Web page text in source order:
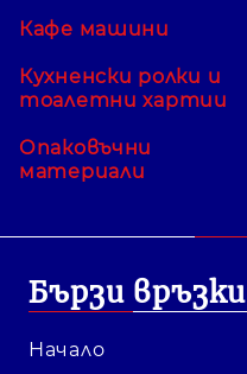
Кафе машини
Кухненски ролки и
тоалетни хартии
Опаковъчни
материали
Бързи връзки
Начало